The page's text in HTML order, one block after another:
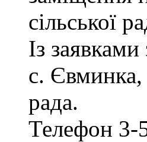
сільської
Із
с. Євминка,
рада.
Телефон 3-